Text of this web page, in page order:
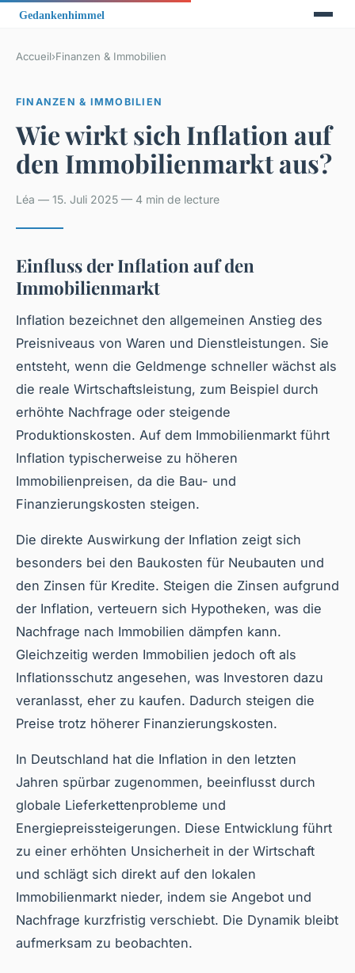
Accueil›Finanzen & Immobilien
FINANZEN & IMMOBILIEN
Wie wirkt sich Inflation auf
den Immobilienmarkt aus?
Léa — 15. Juli 2025 — 4 min de lecture
Einfluss der Inflation auf den
Immobilienmarkt
Inflation bezeichnet den allgemeinen Anstieg des
Preisniveaus von Waren und Dienstleistungen. Sie
entsteht, wenn die Geldmenge schneller wächst als
die reale Wirtschaftsleistung, zum Beispiel durch
erhöhte Nachfrage oder steigende
Produktionskosten. Auf dem Immobilienmarkt führt
Inflation typischerweise zu höheren
Immobilienpreisen, da die Bau- und
Finanzierungskosten steigen.
Die direkte Auswirkung der Inflation zeigt sich
besonders bei den Baukosten für Neubauten und
den Zinsen für Kredite. Steigen die Zinsen aufgrund
der Inflation, verteuern sich Hypotheken, was die
Nachfrage nach Immobilien dämpfen kann.
Gleichzeitig werden Immobilien jedoch oft als
Inflationsschutz angesehen, was Investoren dazu
veranlasst, eher zu kaufen. Dadurch steigen die
Preise trotz höherer Finanzierungskosten.
In Deutschland hat die Inflation in den letzten
Jahren spürbar zugenommen, beeinflusst durch
globale Lieferkettenprobleme und
Energiepreissteigerungen. Diese Entwicklung führt
zu einer erhöhten Unsicherheit in der Wirtschaft
und schlägt sich direkt auf den lokalen
Immobilienmarkt nieder, indem sie Angebot und
Nachfrage kurzfristig verschiebt. Die Dynamik bleibt
aufmerksam zu beobachten.